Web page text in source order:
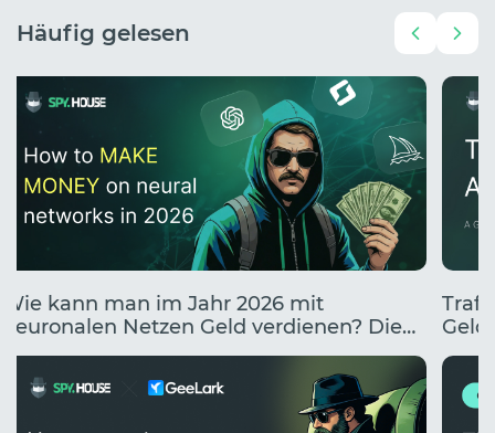
Häufig gelesen
Wie kann man im Jahr 2026 mit
neuronalen Netzen Geld verdienen? Die
10 besten Wege, mit KI Geld zu verdienen.